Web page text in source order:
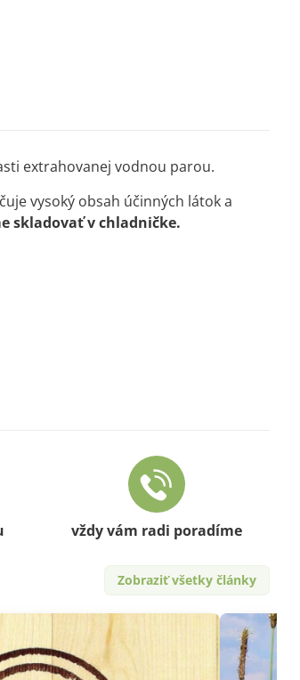
extrahovanej vodnou parou.
vysoký obsah účinných látok a
skladovať v chladničke.
vždy vám radi poradíme
Zobraziť všetky články